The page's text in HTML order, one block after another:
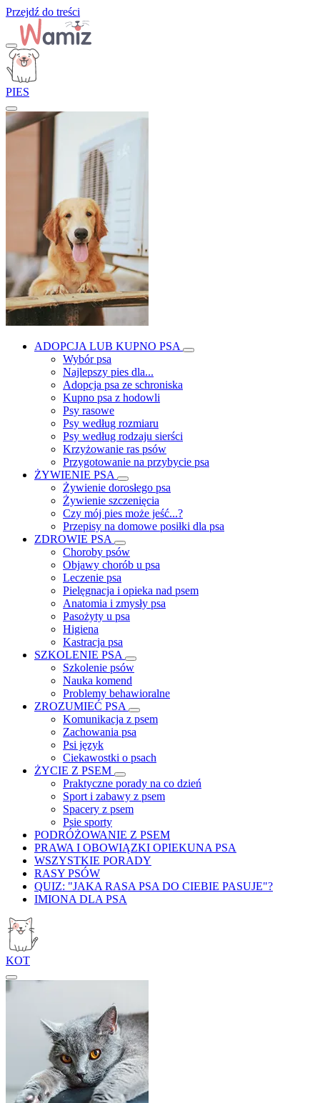
Przejdź do treści
PIES
ADOPCJA LUB KUPNO PSA
Wybór psa
Najlepszy pies dla...
Adopcja psa ze schroniska
Kupno psa z hodowli
Psy rasowe
Psy według rozmiaru
Psy według rodzaju sierści
Krzyżowanie ras psów
Przygotowanie na przybycie psa
ŻYWIENIE PSA
Żywienie dorosłego psa
Żywienie szczenięcia
Czy mój pies może jeść...?
Przepisy na domowe posiłki dla psa
ZDROWIE PSA
Choroby psów
Objawy chorób u psa
Leczenie psa
Pielęgnacja i opieka nad psem
Anatomia i zmysły psa
Pasożyty u psa
Higiena
Kastracja psa
SZKOLENIE PSA
Szkolenie psów
Nauka komend
Problemy behawioralne
ZROZUMIEĆ PSA
Komunikacja z psem
Zachowania psa
Psi język
Ciekawostki o psach
ŻYCIE Z PSEM
Praktyczne porady na co dzień
Sport i zabawy z psem
Spacery z psem
Psie sporty
PODRÓŻOWANIE Z PSEM
PRAWA I OBOWIĄZKI OPIEKUNA PSA
WSZYSTKIE PORADY
RASY PSÓW
QUIZ: "JAKA RASA PSA DO CIEBIE PASUJE"?
IMIONA DLA PSA
KOT